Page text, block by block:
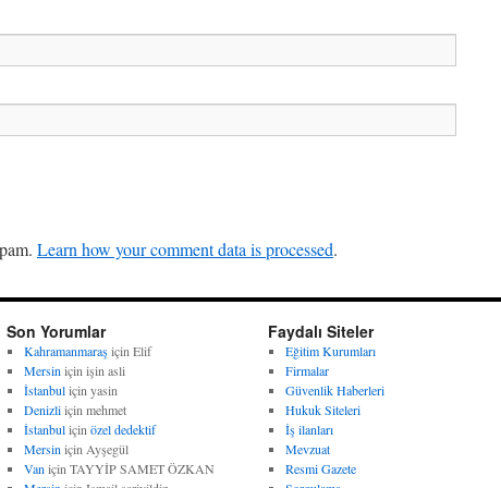
Learn how your comment data is processed.
Son Yorumlar
Kahramanmaraşiçin Elif
Mersin için işin asli
İstanbuliçin yasin
Denizliiçin mehmet
İstanbuliçin özel dedektif
Mersin için Ayşegül
Van için TAYYİP SAMET ÖZKAN
Faydalı Siteler
Eğitim Kurumları
Firmalar
Güvenlik Haberleri
Hukuk Siteleri
İş ilanları
Mevzuat
Resmi Gazete